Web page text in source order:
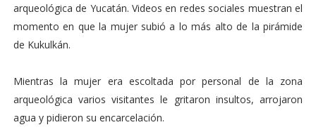
arqueológica de Yucatán. Videos en redes sociales muestran el
momento en que la mujer subió a lo más alto de la pirámide
de Kukulkán.
Mientras la mujer era escoltada por personal de la zona
arqueológica varios visitantes le gritaron insultos, arrojaron
agua y pidieron su encarcelación.